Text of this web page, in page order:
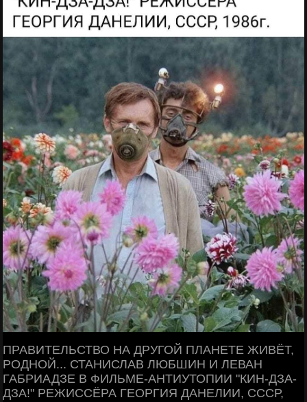
ПРАВИТЕЛЬСТВО НА ДРУГОЙ ПЛАНЕТЕ ЖИВЁТ,
РОДНОЙ... СТАНИСЛАВ ЛЮБШИН И ЛЕВАН
ГАБРИАДЗЕ В ФИЛЬМЕ-АНТИУТОПИИ "КИН-ДЗА-
ДЗА!" РЕЖИССЁРА ГЕОРГИЯ ДАНЕЛИИ, СССР,